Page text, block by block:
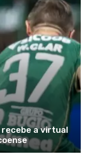
recebe a virtual